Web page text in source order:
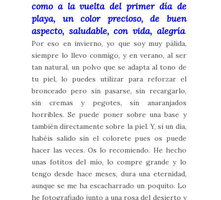
como a la vuelta del primer día de
playa, un color precioso, de buen
aspecto, saludable, con vida, alegría.
Por eso en invierno, yo que soy muy pálida,
siempre lo llevo conmigo, y en verano, al ser
tan natural, un polvo que se adapta al tono de
tu piel, lo puedes utilizar para reforzar el
bronceado pero sin pasarse, sin recargarlo,
sin cremas y pegotes, sin anaranjados
horribles. Se puede poner sobre una base y
también directamente sobre la piel. Y, si un día,
habéis salido sin el colorete pues os puede
hacer las veces. Os lo recomiendo. He hecho
unas fotitos del mío, lo compre grande y lo
tengo desde hace meses, dura una eternidad,
aunque se me ha escacharrado un poquito. Lo
he fotografiado junto a una rosa del desierto y